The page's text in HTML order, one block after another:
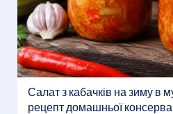
Салат з кабачків на зиму в
рецепт домашньої